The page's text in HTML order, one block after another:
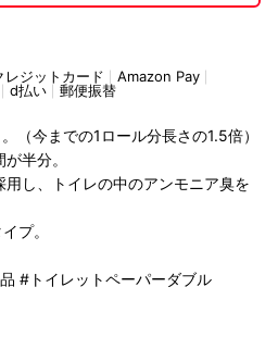
レジットカード
Amazon Pay
d払い 郵便振替
（今までの1ロール分長さの1.5倍）
半分。
用し、トイレの中のアンモニア臭を
プ。
#トイレットペーパーダブル